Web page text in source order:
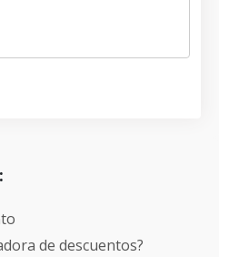
de descuentos?